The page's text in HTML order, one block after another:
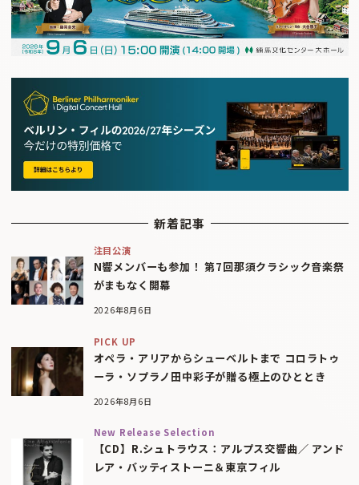
新着記事
注目公演
N響メンバーも参加！ 第7回那須クラシック音楽祭
がまもなく開幕
2026年8月6日
PICK UP
オペラ・アリアからシューベルトまで コロラトゥ
ーラ・ソプラノ田中彩子が贈る極上のひととき
2026年8月6日
New Release Selection
【CD】R.シュトラウス：アルプス交響曲／ アンド
レア・バッティストーニ＆東京フィル